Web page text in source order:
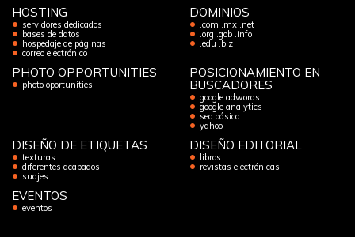
HOSTING
servidores dedicados
bases de datos
hospedaje de páginas
correo electrónico
DOMINIOS
.com .mx .net
.org .gob .info
.edu .biz
PHOTO OPPORTUNITIES
photo oportunities
POSICIONAMIENTO EN
BUSCADORES
google adwords
google analytics
seo básico
yahoo
DISEÑO DE ETIQUETAS
texturas
diferentes acabados
suajes
DISEÑO EDITORIAL
libros
revistas electrónicas
EVENTOS
eventos